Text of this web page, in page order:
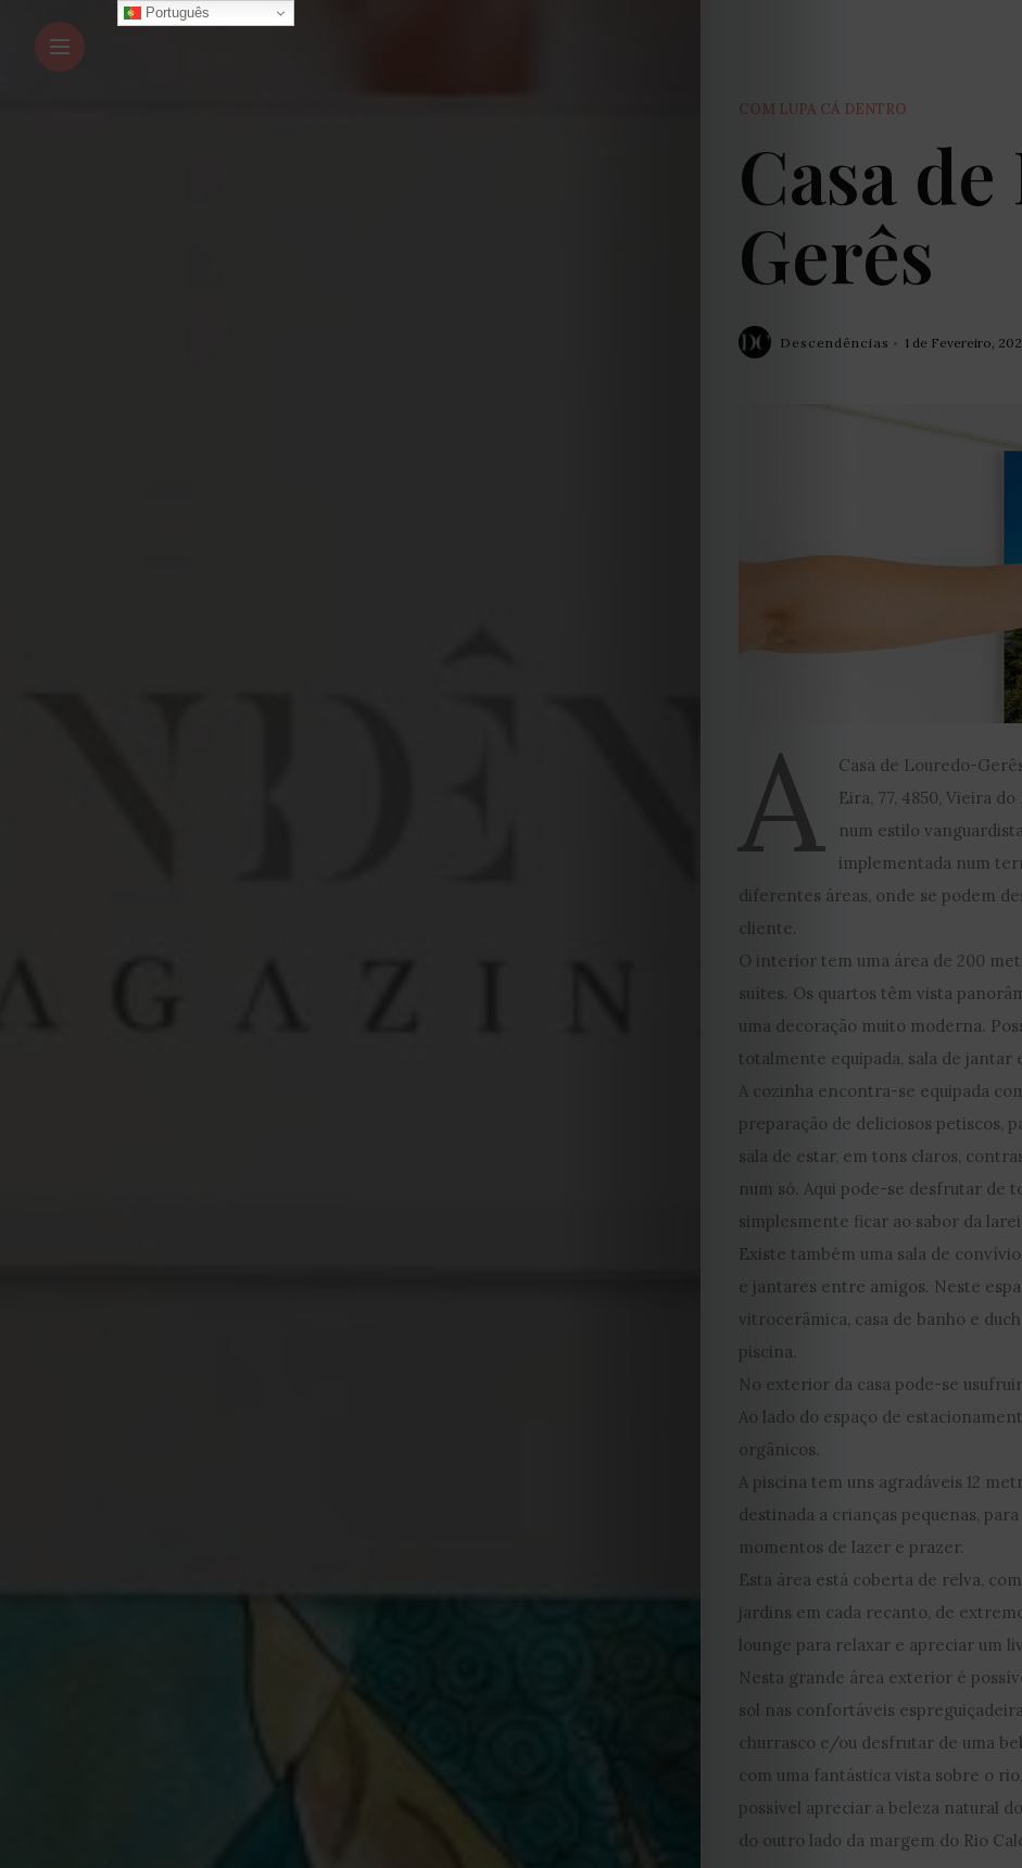
COM LUPA CÁ DENTRO
Casa
Gerês
Descendências 1 de Fevereiro,
A
Casa de Louredo-
Eira, 77, 4850, Vieira
num estilo
implementada num
diferentes áreas, onde se podem
cliente.
O interior tem uma área de 200
suítes. Os quartos têm vista
uma decoração muito moderna.
totalmente equipada, sala de jantar
A cozinha encontra-se equipada
preparação de deliciosos petiscos,
sala de estar, em tons claros,
num só. Aqui pode-se desfrutar de
simplesmente ficar ao sabor da
Existe também uma sala de
e jantares entre amigos. Neste
vitrocerâmica, casa de banho e
piscina.
No exterior da casa pode-se
Ao lado do espaço de
orgânicos.
A piscina tem uns agradáveis 12
destinada a crianças pequenas,
momentos de lazer e prazer.
Esta área está coberta de relva,
jardins em cada recanto, de
lounge para relaxar e apreciar um
Nesta grande área exterior é
sol nas confortáveis
churrasco e/ou desfrutar de uma
com uma fantástica vista sobre o
possível apreciar a beleza natural
do outro lado da margem do Rio
Português